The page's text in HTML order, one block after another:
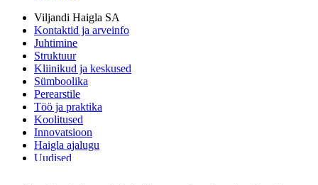
Viljandi Haigla SA
Kontaktid ja arveinfo
Juhtimine
Struktuur
Kliinikud ja keskused
Sümboolika
Perearstile
Töö ja praktika
Koolitused
Innovatsioon
Haigla ajalugu
Uudised